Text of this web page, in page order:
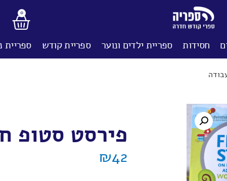
0
חסידות ספריית ילדים ונוער ספריית קודש ספריית
פירסט סטופ
₪42